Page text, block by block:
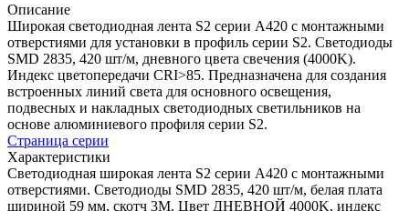
Описание
Широкая светодиодная лента S2 серии A420 с монтажными
отверстиями для установки в профиль серии S2. Светодиоды
SMD 2835, 420 шт/м, дневного цвета свечения (4000K).
Индекс цветопередачи CRI>85. Предназначена для создания
встроенных линий света для основного освещения,
подвесных и накладных светодиодных светильников на
основе алюминиевого профиля серии S2.
Страница серии
Характеристики
Светодиодная широкая лента S2 серии A420 с монтажными
отверстиями. Светодиоды SMD 2835, 420 шт/м, белая плата
шириной 59 мм, скотч 3M. Цвет ДНЕВНОЙ 4000K, индекс